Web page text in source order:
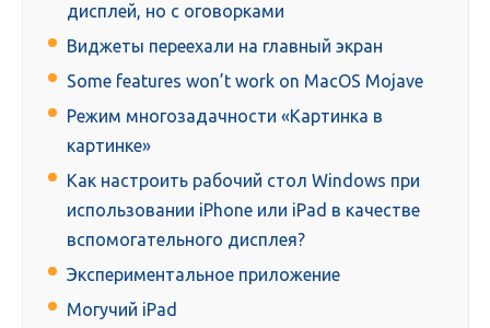
дисплей, но с оговорками
Виджеты переехали на главный экран
Some features won’t work on MacOS Mojave
Режим многозадачности «Картинка в
картинке»
Как настроить рабочий стол Windows при
использовании iPhone или iPad в качестве
вспомогательного дисплея?
Экспериментальное приложение
Могучий iPad